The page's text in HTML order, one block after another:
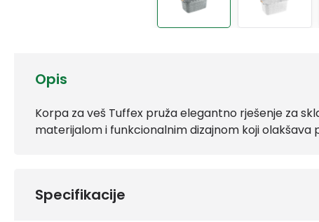
Opis
Korpa za veš Tuffex pruža elegantno rješenje za
materijalom i funkcionalnim dizajnom koji olakšava
Specifikacije